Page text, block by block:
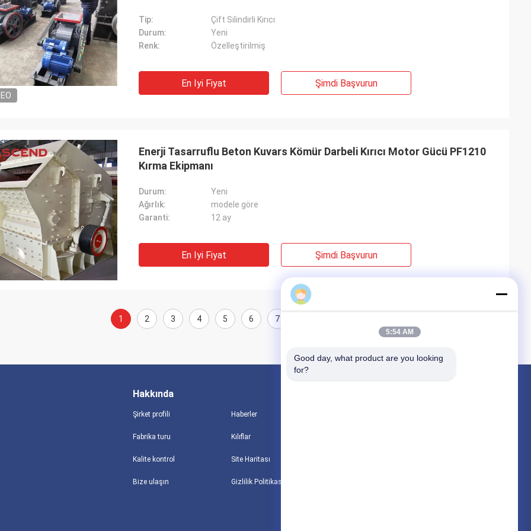
Tip:
Çift Silindirli Kırıcı
Durum:
Yeni
Renk:
Özelleştirilmiş
En Iyi Fiyat Şimdi Başvurun
Enerji Tasarruflu Beton Kuvars Kömür Darbeli Kırıcı Motor Gücü PF1210
Kırma Ekipmanı
Durum:
Yeni
Ağırlık:
modele göre
Garanti:
12 ay
En Iyi Fiyat Şimdi Başvurun
1 2 3 4 5 6 7
Hakkında
Şirket profili
Fabrika turu
Kalite kontrol
Bize ulaşın
Haberler
Kılıflar
Site Haritası
Gizlilik Politikası
5:54 AM
Good day, what product are you looking
for?